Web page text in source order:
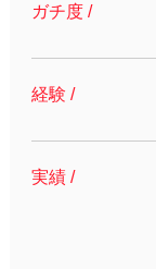
ガチ度 /
経験 /
実績 /